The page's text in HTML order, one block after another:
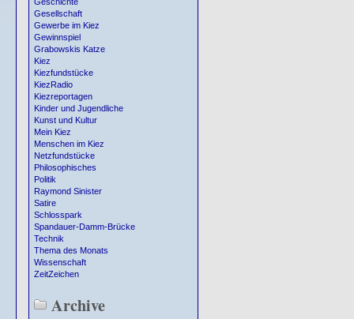
Gesellschaft
Gewerbe im Kiez
Gewinnspiel
Grabowskis Katze
Kiez
Kiezfundstücke
KiezRadio
Kiezreportagen
Kinder und Jugendliche
Kunst und Kultur
Mein Kiez
Menschen im Kiez
Netzfundstücke
Philosophisches
Politik
Raymond Sinister
Satire
Schlosspark
Spandauer-Damm-Brücke
Technik
Thema des Monats
Wissenschaft
ZeitZeichen
Archive